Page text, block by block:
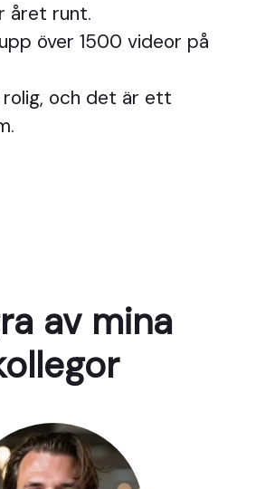
året runt.
över 1500 videor på
och det är ett
av mina